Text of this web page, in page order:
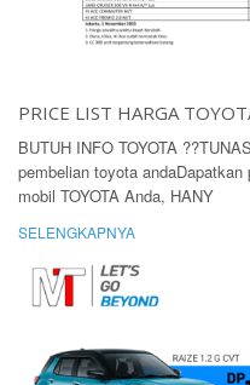
PRICE LIST HARGA
BUTUH INFO TOYOTA
pembelian toyota
mobil TOYOTA Anda, HANY
SELENGKAPNYA